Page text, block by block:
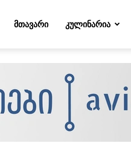
ᲛᲗᲐᲕᲐᲠᲘ ᲙᲣᲚᲘᲜᲐᲠᲘᲐ